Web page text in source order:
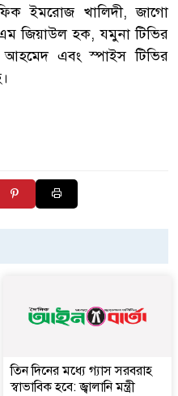
ইমরোজ খালিদী, জাগো
জিয়াউল হক, যমুনা টিভির
আহমেদ এবং স্পাইস টিভির
তিন দিনের মধ্যে গ্যাস সরবরাহ
স্বাভাবিক হবে: জ্বালানি মন্ত্রী